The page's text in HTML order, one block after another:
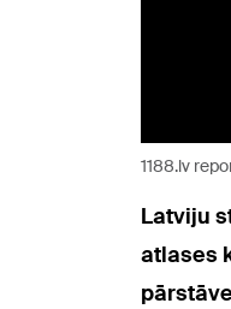
1188.lv
Latviju
atlases